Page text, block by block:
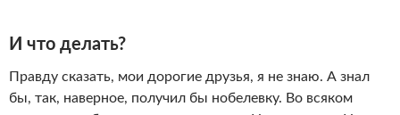
И что делать?
Правду сказать, мои дорогие друзья, я не знаю. А знал
бы, так, наверное, получил бы нобелевку. Во всяком